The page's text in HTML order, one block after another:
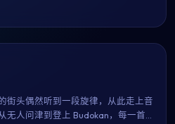
街头偶然听到一段旋律，从此走上音
人问津到登上 Budokan，每一首原